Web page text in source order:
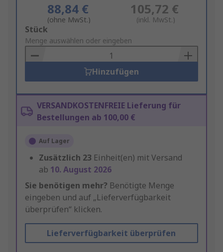
88,84 €
(ohne MwSt.)
105,72 €
(inkl. MwSt.)
Add
to
Basket
Stück
Menge auswählen oder eingeben
Hinzufügen
VERSANDKOSTENFREIE Lieferung für
Bestellungen ab 100,00 €
Auf Lager
Zusätzlich 23 Einheit(en) mit Versand
ab 10. August 2026
Sie benötigen mehr? Benötigte Menge
eingeben und auf „Lieferverfügbarkeit
überprüfen“ klicken.
Lieferverfügbarkeit überprüfen